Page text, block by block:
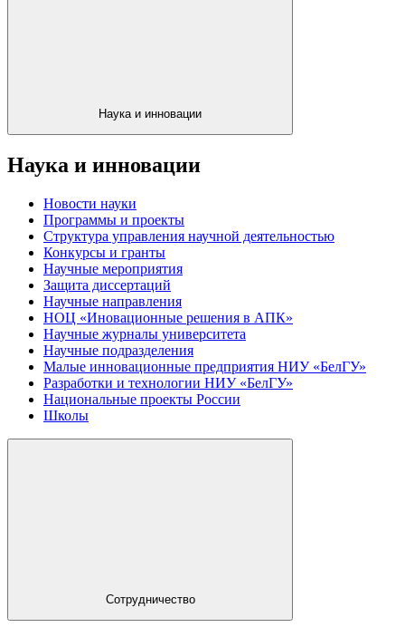
Наука и инновации
Наука и инновации
Новости науки
Программы и проекты
Структура управления научной деятельностью
Конкурсы и гранты
Научные мероприятия
Защита диссертаций
Научные направления
НОЦ «Иновационные решения в АПК»
Научные журналы университета
Научные подразделения
Малые инновационные предприятия НИУ «БелГУ»
Разработки и технологии НИУ «БелГУ»
Национальные проекты России
Школы
Сотрудничество